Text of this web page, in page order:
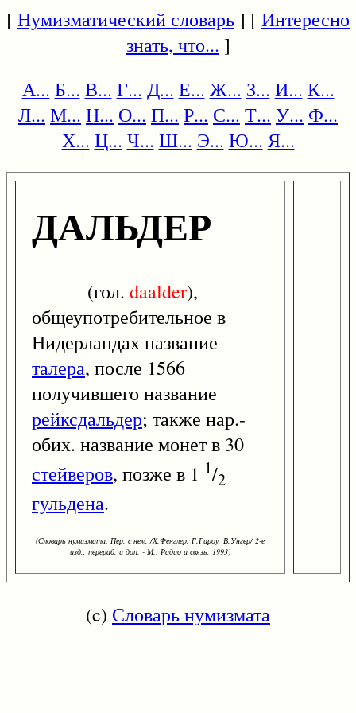
[Нумизматический словарь] [Интересно
знать, что... ]
А... Б... В... Г... Д... Е... Ж... З... И... К...
Л... М... Н... О... П... Р... С... Т... У... Ф...
Х... Ц... Ч... Ш... Э... Ю... Я...
ДАЛЬДЕР
(гол. daalder),
общеупотребительное в
Нидерландах название
талера, после 1566
получившего название
рейксдальдер; также нар.-
обих. название монет в 30
стейверов, позже в 1 1/2
гульдена.
(Словарь нумизмата: Пер. с нем. /Х.Фенглер, Г.Гироу, В.Унгер/ 2-е
изд., перераб. и доп. - М.: Радио и связь, 1993)
(c) Словарь нумизмата